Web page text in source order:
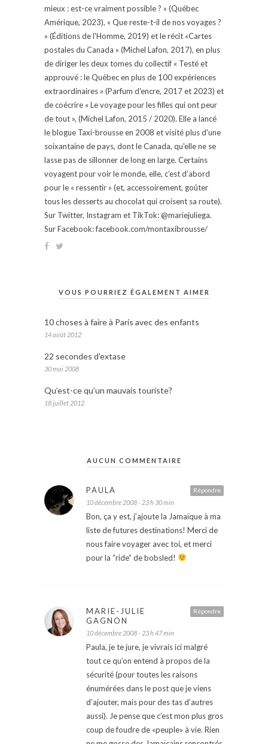
mieux : est-ce vraiment possible ? » (Québec
Amérique, 2023), « Que reste-t-il de nos voyages ?
» (Éditions de l'Homme, 2019) et le récit «Cartes
postales du Canada » (Michel Lafon, 2017), en plus
de diriger les deux tomes du collectif « Testé et
approuvé : le Québec en plus de 100 expériences
extraordinaires » (Parfum d'encre, 2017 et 2023) et
de coécrire « Le voyage pour les filles qui ont peur
de tout », (Michel Lafon, 2015 / 2020). Elle a lancé
le blogue Taxi-brousse en 2008 et visité plus d'une
soixantaine de pays, dont le Canada, qu'elle ne se
lasse pas de sillonner de long en large. Certains
voyagent pour voir le monde, elle, c’est d’abord
pour le « ressentir » (et, accessoirement, goûter
tous les desserts au chocolat qui croisent sa route).
Sur Twitter, Instagram et TikTok: @mariejuliega.
Sur Facebook: facebook.com/montaxibrousse/
VOUS POURRIEZ ÉGALEMENT AIMER
10 choses à faire à Paris avec des enfants
14 août 2012
22 secondes d’extase
30 mai 2008
Qu’est-ce qu’un mauvais touriste?
18 juillet 2012
AUCUN COMMENTAIRE
Répondre
PAULA
10 décembre 2008 - 23 h 30 min
Bon, ça y est, j’ajoute la Jamaïque à ma
liste de futures destinations! Merci de
nous faire voyager avec toi, et merci
pour la “ride” de bobsled!
Répondre
MARIE-JULIE
GAGNON
10 décembre 2008 - 23 h 47 min
Paula, je te jure, je vivrais ici malgré
tout ce qu’on entend à propos de la
sécurité (pour toutes les raisons
énumérées dans le post que je viens
d’ajouter, mais pour des tas d’autres
aussi). Je pense que c’est mon plus gros
coup de foudre de «peuple» à vie. Rien